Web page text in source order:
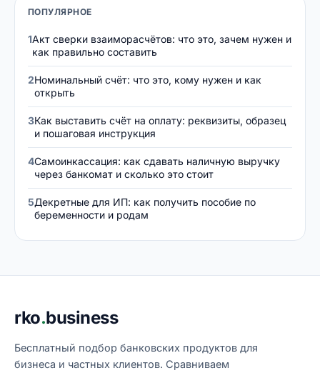
ПОПУЛЯРНОЕ
1Акт сверки взаиморасчётов: что это, зачем нужен и
как правильно составить
2Номинальный счёт: что это, кому нужен и как
открыть
3Как выставить счёт на оплату: реквизиты, образец
и пошаговая инструкция
4Самоинкассация: как сдавать наличную выручку
через банкомат и сколько это стоит
5Декретные для ИП: как получить пособие по
беременности и родам
Подвал сайта
rko.business
Бесплатный подбор банковских продуктов для
бизнеса и частных клиентов. Сравниваем